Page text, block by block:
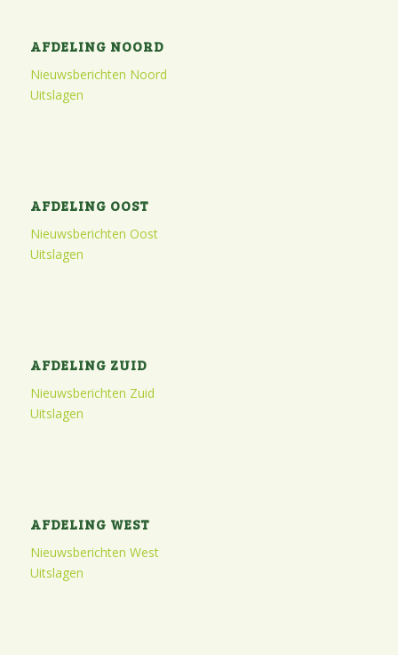
AFDELING NOORD
Nieuwsberichten Noord
Uitslagen
AFDELING OOST
Nieuwsberichten Oost
Uitslagen
AFDELING ZUID
Nieuwsberichten Zuid
Uitslagen
AFDELING WEST
Nieuwsberichten West
Uitslagen